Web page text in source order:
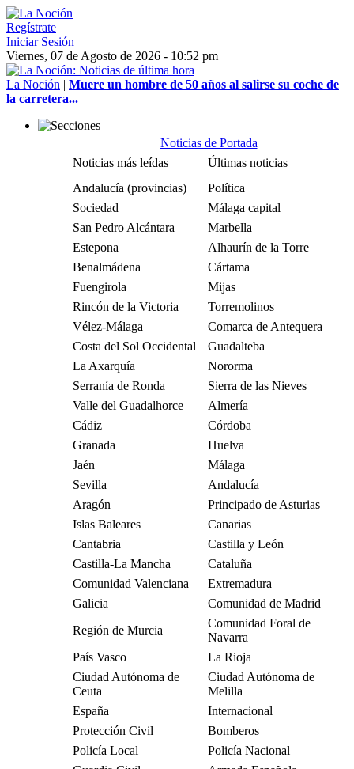
Regístrate
Iniciar Sesión
Viernes, 07 de Agosto de 2026 - 10:52 pm
La Noción | Muere un hombre de 50 años al salirse su coche de
la carretera...
Noticias de Portada
Noticias más leídas
Últimas noticias
Andalucía (provincias)
Política
Sociedad
Málaga capital
San Pedro Alcántara
Marbella
Estepona
Alhaurín de la Torre
Benalmádena
Cártama
Fuengirola
Mijas
Rincón de la Victoria
Torremolinos
Vélez-Málaga
Comarca de Antequera
Costa del Sol Occidental
Guadalteba
La Axarquía
Nororma
Serranía de Ronda
Sierra de las Nieves
Valle del Guadalhorce
Almería
Cádiz
Córdoba
Granada
Huelva
Jaén
Málaga
Sevilla
Andalucía
Aragón
Principado de Asturias
Islas Baleares
Canarias
Cantabria
Castilla y León
Castilla-La Mancha
Cataluña
Comunidad Valenciana
Extremadura
Galicia
Comunidad de Madrid
Región de Murcia
Comunidad Foral de
Navarra
País Vasco
La Rioja
Ciudad Autónoma de
Ceuta
Ciudad Autónoma de
Melilla
España
Internacional
Protección Civil
Bomberos
Policía Local
Policía Nacional